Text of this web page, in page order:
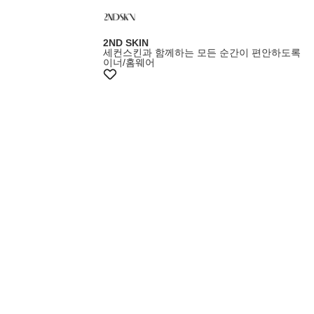
2ND SKIN
세컨스킨과 함께하는 모든 순간이 편안하도록
이너/홈웨어